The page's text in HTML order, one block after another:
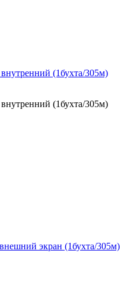
(1бухта/305м)
(1бухта/305м)
экран (1бухта/305м)